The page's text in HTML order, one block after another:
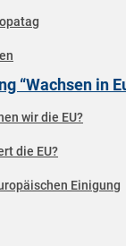
“Wachsen in
wir die EU?
die EU?
Einigung